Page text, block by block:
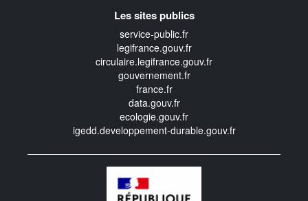
Les sites publics
service-public.fr
legifrance.gouv.fr
circulaire.legifrance.gouv.fr
gouvernement.fr
france.fr
data.gouv.fr
ecologie.gouv.fr
igedd.developpement-durable.gouv.fr